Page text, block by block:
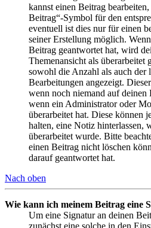
kannst einen Beitrag
Beitrag“-Symbol für den
eventuell ist dies nur für einen
seiner Erstellung möglich.
Beitrag geantwortet hat, wird
Themenansicht als überarbeitet
sowohl die Anzahl als auch der
Bearbeitungen angezeigt.
wenn noch niemand auf deinen
wenn ein Administrator oder
überarbeitet hat. Diese können
halten, eine Notiz hinterlassen,
überarbeitet wurde. Bitte
einen Beitrag nicht löschen
darauf geantwortet hat.
Nach oben
Wie kann ich meinem Beitrag eine
Um eine Signatur an deinen